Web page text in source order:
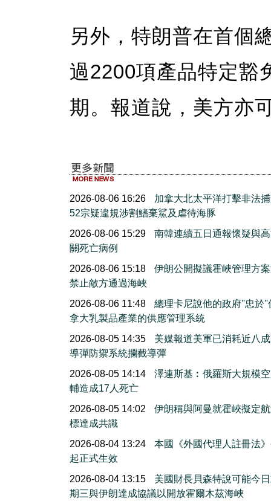
另外，特朗普在首個
過2200項產品特定豁
期。報道說，美方亦
2026-08-06 16:26
加拿大北太平洋打擊非法
52宗疑違規涉割鰭棄鯊及虐待海豚
2026-08-06 15:29
南韓連續五日通報懷疑與
關死亡病例
2026-08-06 15:18
伊朗公開擬議霍峽管理方
禁止敵方通過海峽
2026-08-06 11:48
總理卡尼說他的政府''忠於''
拿大乳製品產業的供應管理系統
2026-08-05 14:35
美媒報道美軍已消耗近八
導彈防禦系統攔截導彈
2026-08-05 14:14
澤連斯基︰俄羅斯大規模
輔造成17人死亡
2026-08-05 14:02
伊朗稱與阿曼就霍峽擬定
標達成共識
2026-08-04 13:24
本國《外國代理人註冊法
起正式生效
2026-08-04 13:15
美國財長貝森特說可能今
期三與伊朗達成協議以開放霍爾木茲海峽